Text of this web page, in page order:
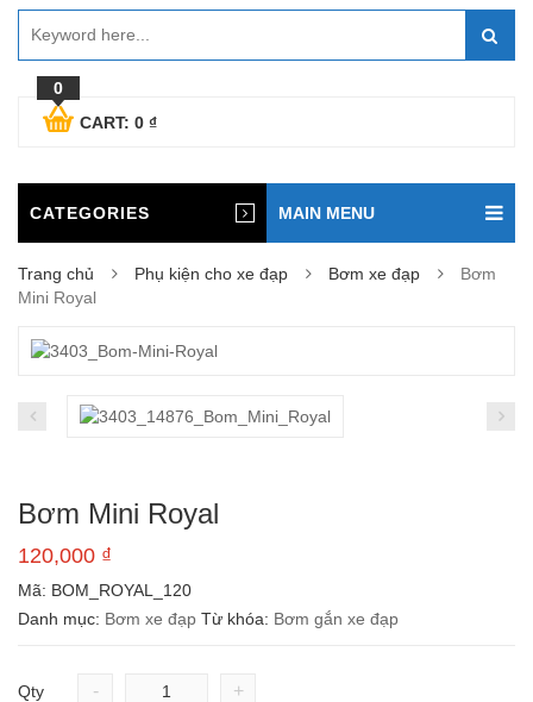
0
CART: 0 ₫
CATEGORIES MAIN MENU
Trang chủ Phụ kiện cho xe đạp Bơm xe đạp
Bơm
Mini Royal
Bơm Mini Royal
120,000 ₫
Mã: BOM_ROYAL_120
Danh mục: Bơm xe đạp Từ khóa: Bơm gắn xe đạp
Qty - +